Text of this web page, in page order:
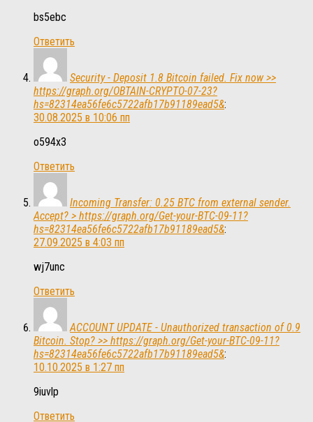
bs5ebc
Ответить
Security - Deposit 1.8 Bitcoin failed. Fix now >>
https://graph.org/OBTAIN-CRYPTO-07-23?
hs=82314ea56fe6c5722afb17b91189ead5&:
30.08.2025 в 10:06 пп
o594x3
Ответить
Incoming Transfer: 0.25 BTC from external sender.
Accept? > https://graph.org/Get-your-BTC-09-11?
hs=82314ea56fe6c5722afb17b91189ead5&:
27.09.2025 в 4:03 пп
wj7unc
Ответить
ACCOUNT UPDATE - Unauthorized transaction of 0.9
Bitcoin. Stop? >> https://graph.org/Get-your-BTC-09-11?
hs=82314ea56fe6c5722afb17b91189ead5&:
10.10.2025 в 1:27 пп
9iuvlp
Ответить